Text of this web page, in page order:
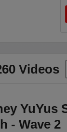
Videos
YuYus
- Wave 2